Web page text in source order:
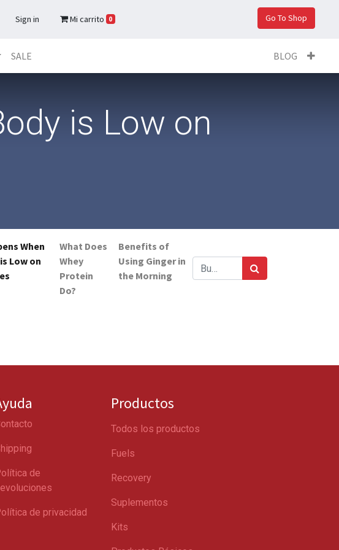
Sign in Mi carrito 0 Go To Shop
SALE BLOG
is Low on
When
Low on
What Does
Whey
Protein
Do?
Benefits of
Using Ginger in
the Morning
de
de privacidad
Productos
Todos los productos
Fuels
Recovery
Suplementos
Kits